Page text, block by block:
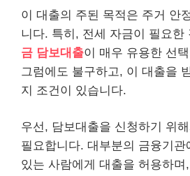
이 대출의 주된 목적은 주거 안
니다. 특히, 전세 자금이 필요한
금 담보대출이 매우 유용한 선
그럼에도 불구하고, 이 대출을
지 조건이 있습니다.
우선, 담보대출을 신청하기 위
필요합니다. 대부분의 금융기관
있는 사람에게 대출을 허용하며